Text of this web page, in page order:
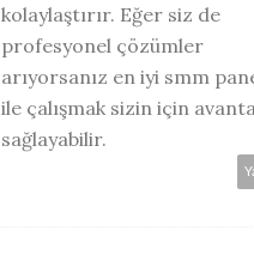
kolaylaştırır. Eğer siz de
profesyonel çözümler
arıyorsanız en iyi smm
ile çalışmak sizin için
sağlayabilir.